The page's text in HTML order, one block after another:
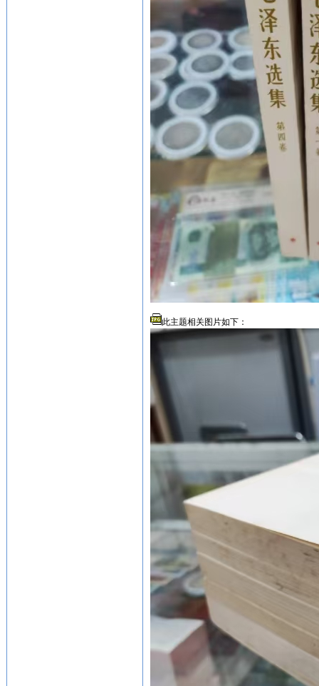
此主题相关图片如下：